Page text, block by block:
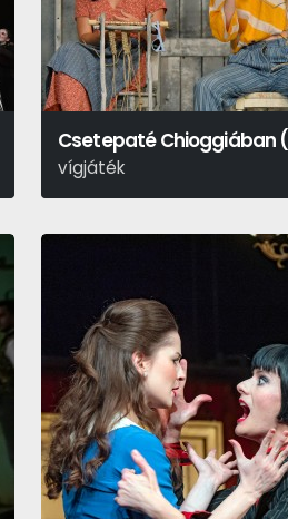
Csetepaté Chioggiában
vígjáték
Carlo Goldoni